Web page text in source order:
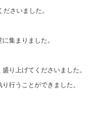
さいました。
集まりました。
り上げてくださいました。
行うことができました。